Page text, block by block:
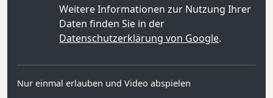
Weitere Informationen zur Nutzung Ihrer
Daten finden Sie in der
Datenschutzerklärung von Google.
Nur einmal erlauben und Video abspielen